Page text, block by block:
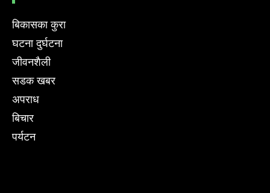
बिकासका कुरा
घटना दुर्घटना
जीवनशैली
सडक खबर
अपराध
बिचार
पर्यटन